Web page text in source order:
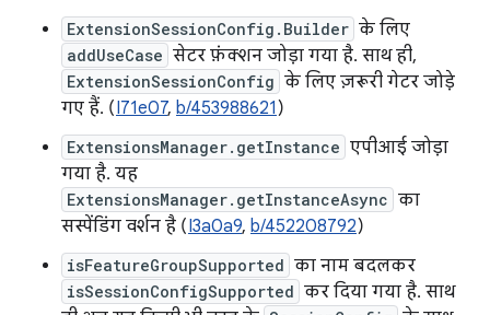
ExtensionSessionConfig.Builder के लिए
addUseCase सेटर फ़ंक्शन जोड़ा गया है. साथ ही,
ExtensionSessionConfig के लिए ज़रूरी गेटर जोड़े
गए हैं. (I71e07, b/453988621 )
ExtensionsManager.getInstance एपीआई जोड़ा
गया है. यह
ExtensionsManager.getInstanceAsync का
सस्पेंडिंग वर्शन है (I3a0a9, b/452208792)
isFeatureGroupSupported का नाम बदलकर
isSessionConfigSupported कर दिया गया है. साथ